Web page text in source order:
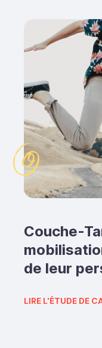
Couche-
de leur
LIRE L'ÉTUDE DE
La STM
un